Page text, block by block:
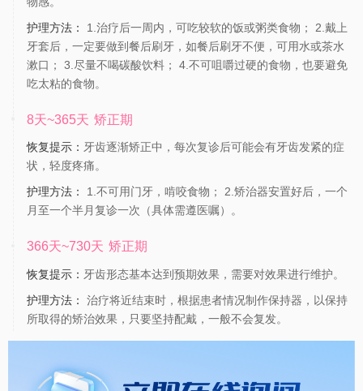
护理方法：
1.治疗后一周内，可吃较软的饭或粥类食物； 2.戴上
牙套后，一定要做到餐后刷牙，如餐后刷牙不便，可用水或茶水
漱口； 3.尽量不喝碳酸饮料； 4.不可咀嚼过硬的食物，也要避免
吃太粘的食物。
8天~365天 矫正期
恢复提示： 牙齿逐渐矫正中，每次复诊后可能会有牙齿发紧的症
状，轻度疼痛。
护理方法：
1.不可用门牙，啃咬食物； 2.矫治器安置好后，一个
月至一个半月复诊一次（具体需遵医嘱）。
366天~730天 矫正期
恢复提示： 牙齿形态基本达到预期效果，需要对效果进行维护。
护理方法：
治疗将近结束时，根据患者情况制作保持器，以保持
所取得的矫治效果，只要坚持配戴，一般不会复发。